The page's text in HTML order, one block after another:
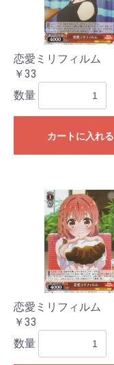
恋愛ミリフィルム
￥33
数量
カートに入れる
恋愛ミリフィルム
￥33
数量